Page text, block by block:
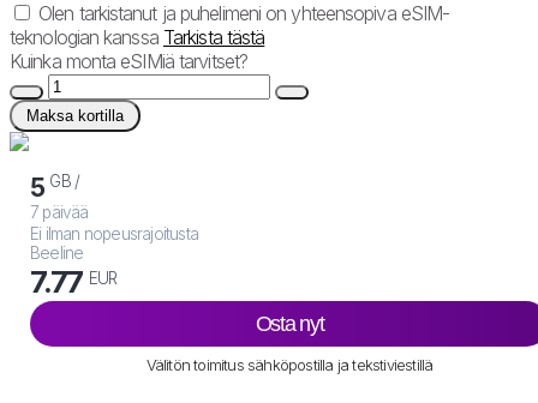
Olen tarkistanut ja puhelimeni on yhteensopiva eSIM-
teknologian kanssa Tarkista tästä
Kuinka monta eSIMiä tarvitset?
Maksa kortilla
5 GB /
7 päivää
Ei ilman nopeusrajoitusta
Beeline
7.77 EUR
Osta nyt
Välitön toimitus sähköpostilla ja tekstiviestillä